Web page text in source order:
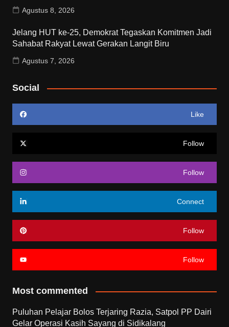
Agustus 8, 2026
Jelang HUT ke-25, Demokrat Tegaskan Komitmen Jadi
Sahabat Rakyat Lewat Gerakan Langit Biru
Agustus 7, 2026
Social
Like
Follow
Follow
Connect
Follow
Follow
Most commented
Puluhan Pelajar Bolos Terjaring Razia, Satpol PP Dairi
Gelar Operasi Kasih Sayang di Sidikalang